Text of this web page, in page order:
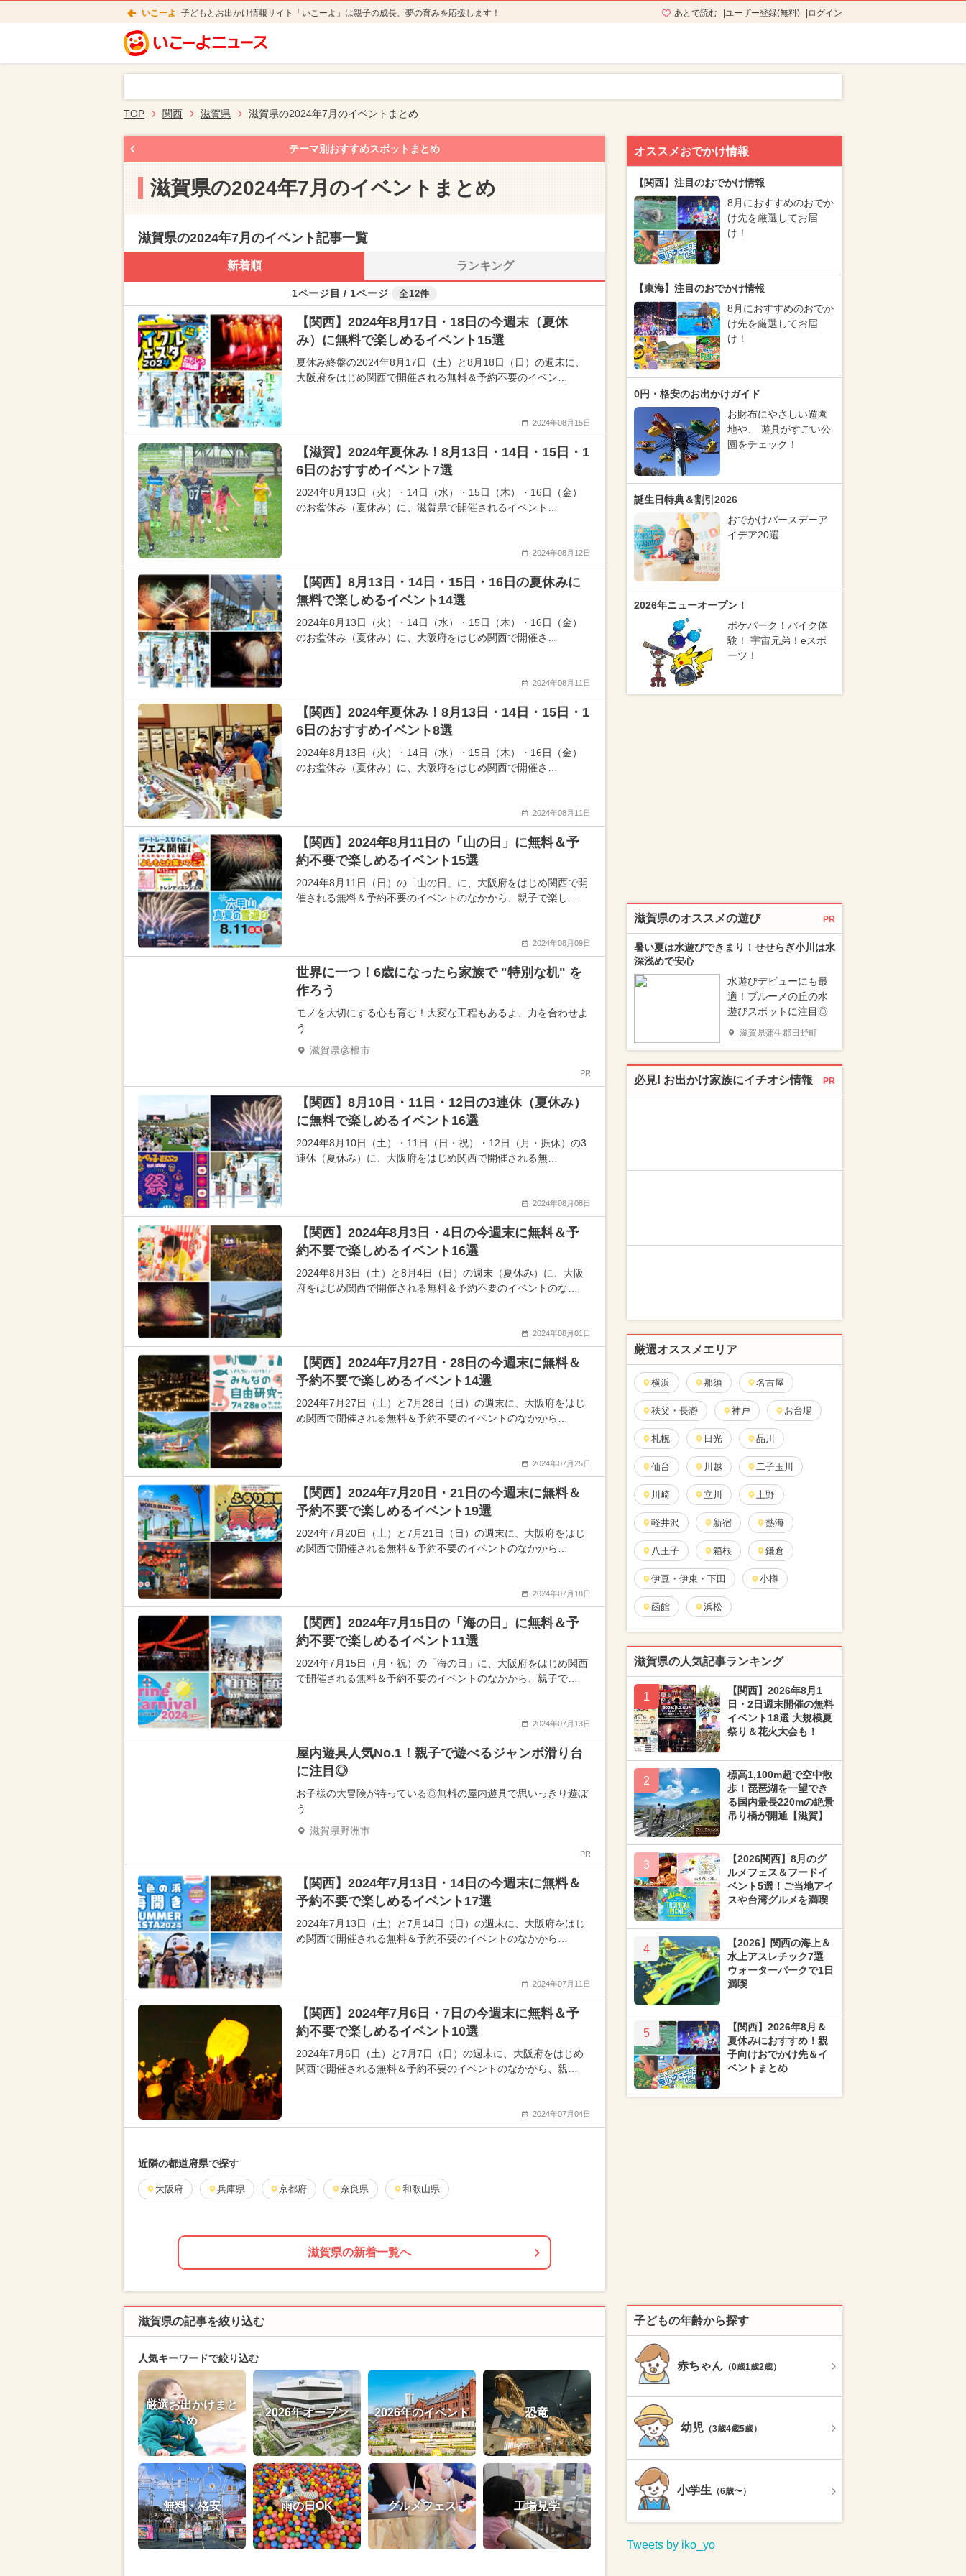
いこーよ 子どもとお出かけ情報サイト「いこーよ」は親子の成長、夢の育みを応援します！ あとで読む ユーザー登録(無料) ログイン
TOP 関西 滋賀県 滋賀県の2024年7月のイベントまとめ
テーマ別おすすめスポットまとめ
滋賀県の2024年7月のイベントまとめ
滋賀県の2024年7月のイベント記事一覧
新着順 ランキング
1ページ目 / 1ページ 全12件
【関西】2024年8月17日・18日の今週末（夏休
み）に無料で楽しめるイベント15選
夏休み終盤の2024年8月17日（土）と8月18日（日）の週末に、
大阪府をはじめ関西で開催される無料＆予約不要のイベン…
2024年08月15日
【滋賀】2024年夏休み！8月13日・14日・15日・1
6日のおすすめイベント7選
2024年8月13日（火）・14日（水）・15日（木）・16日（金）
のお盆休み（夏休み）に、滋賀県で開催されるイベント…
2024年08月12日
【関西】8月13日・14日・15日・16日の夏休みに
無料で楽しめるイベント14選
2024年8月13日（火）・14日（水）・15日（木）・16日（金）
のお盆休み（夏休み）に、大阪府をはじめ関西で開催さ…
2024年08月11日
【関西】2024年夏休み！8月13日・14日・15日・1
6日のおすすめイベント8選
2024年8月13日（火）・14日（水）・15日（木）・16日（金）
のお盆休み（夏休み）に、大阪府をはじめ関西で開催さ…
2024年08月11日
【関西】2024年8月11日の「山の日」に無料＆予
約不要で楽しめるイベント15選
2024年8月11日（日）の「山の日」に、大阪府をはじめ関西で開
催される無料＆予約不要のイベントのなかから、親子で楽し…
2024年08月09日
世界に一つ！6歳になったら家族で "特別な机" を
作ろう
モノを大切にする心も育む！大変な工程もあるよ、力を合わせよ
う
滋賀県彦根市
PR
【関西】8月10日・11日・12日の3連休（夏休み）
に無料で楽しめるイベント16選
2024年8月10日（土）・11日（日・祝）・12日（月・振休）の3
連休（夏休み）に、大阪府をはじめ関西で開催される無…
2024年08月08日
【関西】2024年8月3日・4日の今週末に無料＆予
約不要で楽しめるイベント16選
2024年8月3日（土）と8月4日（日）の週末（夏休み）に、大阪
府をはじめ関西で開催される無料＆予約不要のイベントのな…
2024年08月01日
【関西】2024年7月27日・28日の今週末に無料＆
予約不要で楽しめるイベント14選
2024年7月27日（土）と7月28日（日）の週末に、大阪府をはじ
め関西で開催される無料＆予約不要のイベントのなかから…
2024年07月25日
【関西】2024年7月20日・21日の今週末に無料＆
予約不要で楽しめるイベント19選
2024年7月20日（土）と7月21日（日）の週末に、大阪府をはじ
め関西で開催される無料＆予約不要のイベントのなかから…
2024年07月18日
【関西】2024年7月15日の「海の日」に無料＆予
約不要で楽しめるイベント11選
2024年7月15日（月・祝）の「海の日」に、大阪府をはじめ関西
で開催される無料＆予約不要のイベントのなかから、親子で…
2024年07月13日
屋内遊具人気No.1！親子で遊べるジャンボ滑り台
に注目◎
お子様の大冒険が待っている◎無料の屋内遊具で思いっきり遊ぼ
う
滋賀県野洲市
PR
【関西】2024年7月13日・14日の今週末に無料＆
予約不要で楽しめるイベント17選
2024年7月13日（土）と7月14日（日）の週末に、大阪府をはじ
め関西で開催される無料＆予約不要のイベントのなかから…
2024年07月11日
【関西】2024年7月6日・7日の今週末に無料＆予
約不要で楽しめるイベント10選
2024年7月6日（土）と7月7日（日）の週末に、大阪府をはじめ
関西で開催される無料＆予約不要のイベントのなかから、親…
2024年07月04日
近隣の都道府県で探す
大阪府 兵庫県 京都府 奈良県 和歌山県
滋賀県の新着一覧へ
滋賀県の記事を絞り込む
人気キーワードで絞り込む
厳選お出かけまと
め
2026年オープン 2026年のイベント 恐竜
無料・格安 雨の日OK グルメフェス 工場見学
オススメおでかけ情報
【関西】注目のおでかけ情報
8月におすすめのおでか
け先を厳選してお届
け！
【東海】注目のおでかけ情報
8月におすすめのおでか
け先を厳選してお届
け！
0円・格安のお出かけガイド
お財布にやさしい遊園
地や、 遊具がすごい公
園をチェック！
誕生日特典＆割引2026
おでかけバースデーア
イデア20選
2026年ニューオープン！
ポケパーク！バイク体
験！ 宇宙兄弟！eスポ
ーツ！
滋賀県のオススメの遊び PR
暑い夏は水遊びできまり！せせらぎ小川は水
深浅めで安心
水遊びデビューにも最
適！ブルーメの丘の水
遊びスポットに注目◎
滋賀県蒲生郡日野町
必見! お出かけ家族にイチオシ情報 PR
厳選オススメエリア
横浜 那須 名古屋
秩父・長瀞 神戸 お台場
札幌 日光 品川
仙台 川越 二子玉川
川崎 立川 上野
軽井沢 新宿 熱海
八王子 箱根 鎌倉
伊豆・伊東・下田 小樽
函館 浜松
滋賀県の人気記事ランキング
1
【関西】2026年8月1
日・2日週末開催の無料
イベント18選 大規模夏
祭り＆花火大会も！
2
標高1,100m超で空中散
歩！琵琶湖を一望でき
る国内最長220mの絶景
吊り橋が開通【滋賀】
3
【2026関西】8月のグ
ルメフェス＆フードイ
ベント5選！ご当地アイ
スや台湾グルメを満喫
4
【2026】関西の海上＆
水上アスレチック7選
ウォーターパークで1日
満喫
5
【関西】2026年8月＆
夏休みにおすすめ！親
子向けおでかけ先＆イ
ベントまとめ
子どもの年齢から探す
赤ちゃん （0歳1歳2歳）
幼児 （3歳4歳5歳）
小学生 （6歳〜）
Tweets by iko_yo